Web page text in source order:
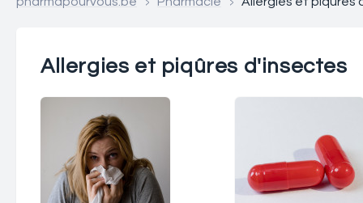
Allergies et piqûres d'insectes